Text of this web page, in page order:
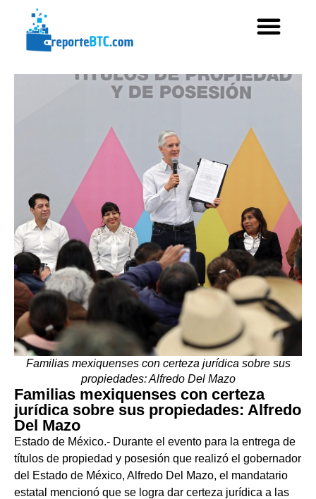
Familias mexiquenses con certeza jurídica sobre sus
propiedades: Alfredo Del Mazo
Familias mexiquenses con certeza
jurídica sobre sus propiedades: Alfredo
Del Mazo
Estado de México.- Durante el evento para la entrega de
títulos de propiedad y posesión que realizó el gobernador
del Estado de México, Alfredo Del Mazo, el mandatario
estatal mencionó que se logra dar certeza jurídica a las